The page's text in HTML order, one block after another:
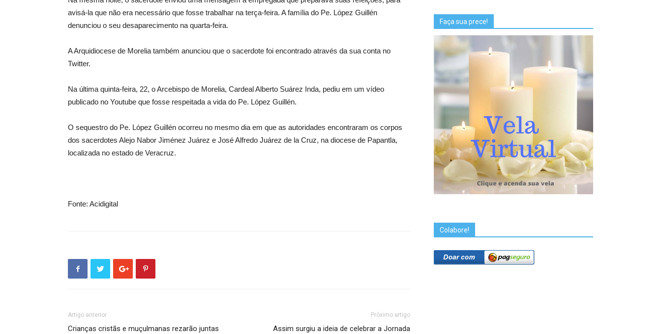
avisá-la que não era necessário que fosse trabalhar na terça-feira. A família do Pe. López Guillén
denunciou o seu desaparecimento na quarta-feira.
A Arquidiocese de Morelia também anunciou que o sacerdote foi encontrado através da sua conta no
Twitter.
Na última quinta-feira, 22, o Arcebispo de Morelia, Cardeal Alberto Suárez Inda, pediu em um vídeo
publicado no Youtube que fosse respeitada a vida do Pe. López Guillén.
O sequestro do Pe. López Guillén ocorreu no mesmo dia em que as autoridades encontraram os corpos
dos sacerdotes Alejo Nabor Jiménez Juárez e José Alfredo Juárez de la Cruz, na diocese de Papantla,
localizada no estado de Veracruz.
Fonte: Acidigital
Artigo anterior
Crianças cristãs e muçulmanas rezarão juntas
Próximo artigo
Assim surgiu a ideia de celebrar a Jornada
Faça sua prece!
Colabore!